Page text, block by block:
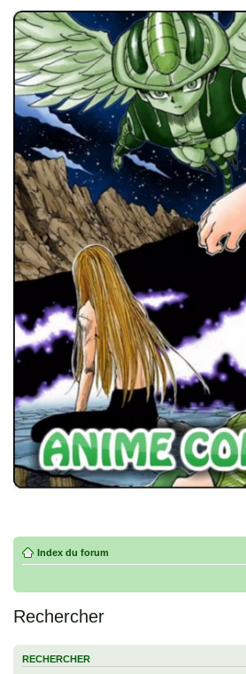
Index du forum
Rechercher
RECHERCHER